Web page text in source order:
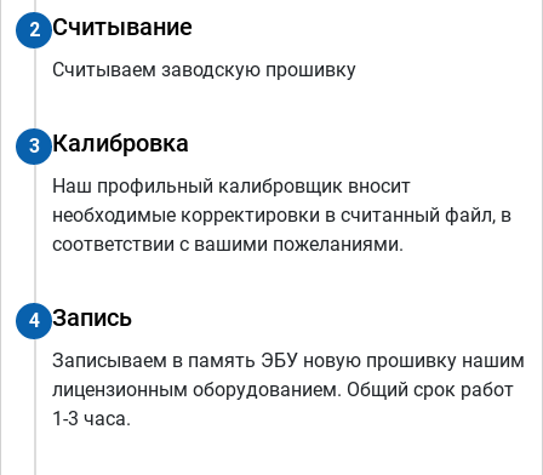
2 Считывание
Считываем заводскую прошивку
3 Калибровка
Наш профильный калибровщик вносит
необходимые корректировки в считанный файл, в
соответствии с вашими пожеланиями.
4 Запись
Записываем в память ЭБУ новую прошивку нашим
лицензионным оборудованием. Общий срок работ
1-3 часа.